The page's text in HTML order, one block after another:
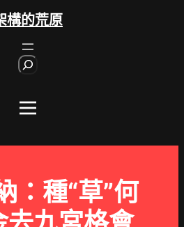
構的荒原
：種“草”何